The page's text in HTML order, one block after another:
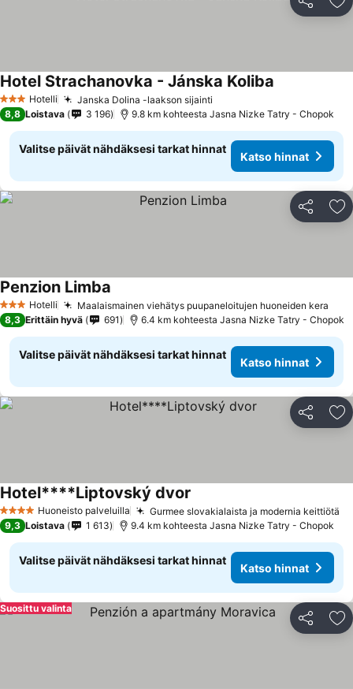
Jaa
3 Tähtiluokitus
Hotelli Janska Dolina -laakson sijainti
Hotel Strachanovka - Jánska Koliba
8,8 Loistava 3 196 9.8 km kohteesta Jasna Nizke Tatry - Chopok
Valitse päivät nähdäksesi tarkat hinnat
Katso hinnat
Jaa
3 Tähtiluokitus
Hotelli Maalaismainen viehätys puupaneloitujen huoneiden kera
Penzion Limba
8,3 Erittäin hyvä 691 6.4 km kohteesta Jasna Nizke Tatry - Chopok
Valitse päivät nähdäksesi tarkat hinnat
Katso hinnat
Jaa
4 TähtiluokitusHuoneisto palveluilla Gurmee slovakialaista ja modernia keittiötä
Hotel****Liptovský dvor
9,3 Loistava 1 613 9.4 km kohteesta Jasna Nizke Tatry - Chopok
Valitse päivät nähdäksesi tarkat hinnat
Katso hinnat
Jaa
Suosittu valinta